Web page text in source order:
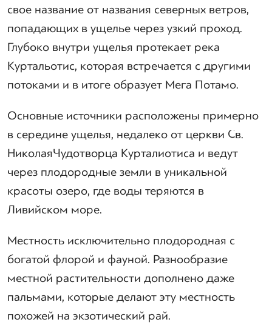
свое название от названия северных ветров,
попадающих в ущелье через узкий проход.
Глубоко внутри ущелья протекает река
Куртальотис, которая встречается с другими
потоками и в итоге образует Мега Потамо.
Основные источники расположены примерно
в середине ущелья, недалеко от церкви Св.
Николая Чудотворца Курталиотиса и ведут
через плодородные земли в уникальной
красоты озеро, где воды теряются в
Ливийском море.
Местность исключительно плодородная с
богатой флорой и фауной. Разнообразие
местной растительности дополнено даже
пальмами, которые делают эту местность
похожей на экзотический рай.